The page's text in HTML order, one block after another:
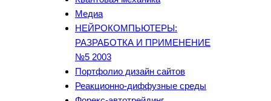
Медиа
НЕЙРОКОМПЬЮТЕРЫ:
РАЗРАБОТКА И ПРИМЕНЕНИЕ
№5 2003
Портфолио дизайн сайтов
Реакционно-диффузные среды